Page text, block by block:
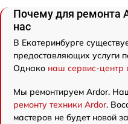
Почему для ремонта
нас
В Екатеринбурге
предоставляющих услуги
Однако наш сервис-центр
Мы ремонтируем Ardor.
ремонту техники Ardor.
мастеров не будет новой